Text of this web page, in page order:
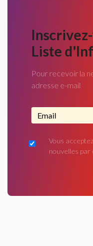
Liste
Pour recevoir la
adresse e-mail
Adresse email...
Vous
nouvelles par